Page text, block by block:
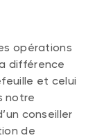
opérations
différence
et celui
notre
conseiller
de